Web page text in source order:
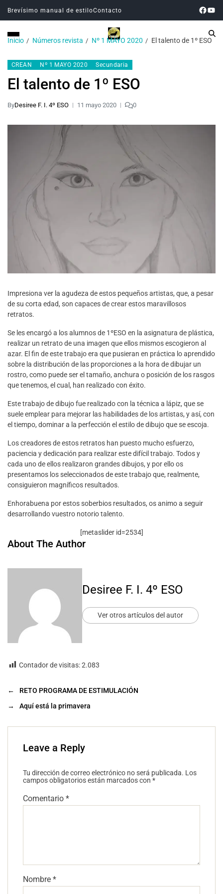
Brevísimo manual de estiloContacto
Inicio Números revista Nº 1 MAYO 2020 El talento de 1º ESO
CREAN Nº 1 MAYO 2020 Secundaria
El talento de 1º ESO
ByDesiree F. I. 4º ESO 11 mayo 2020 0
Impresiona ver la agudeza de estos pequeños artistas, que, a pesar
de su corta edad, son capaces de crear estos maravillosos
retratos.
Se les encargó a los alumnos de 1ºESO en la asignatura de plástica,
realizar un retrato de una imagen que ellos mismosescogieron al
azar. El fin de este trabajo era que pusieran en práctica lo aprendido
sobre la distribución de las proporciones a la hora de dibujar un
rostro, como puede ser el tamaño, anchura o posición de los rasgos
que tenemos, el cual , han realizado con éxito.
Este trabajo de dibujo fue realizado con la técnica a lápiz, quese
suele emplear para mejorar las habilidadesde los artistas, y así, con
el tiempo, dominar a la perfección el estilo de dibujo que se escoja.
Los creadores de estos retratos han puesto mucho esfuerzo,
paciencia y dedicación para realizar este difícil trabajo. Todos y
cada uno de ellos realizaron grandes dibujos, y por ello os
presentamos los seleccionadosdeestetrabajo que, realmente,
consiguieron magníficos resultados.
Enhorabuena por estossoberbios resultados, os animo a seguir
desarrollando vuestro notoriotalento.
[metaslider id=2534]
About The Author
Desiree F. I. 4º ESO
Ver otros artículos del autor
Contador de visitas:2.083
←
RETO PROGRAMA DE ESTIMULACIÓN
→
Aquí está la primavera
Leave a Reply
Tu dirección de correo electrónico no será publicada. Los
campos obligatorios están marcados con *
Comentario *
Nombre *